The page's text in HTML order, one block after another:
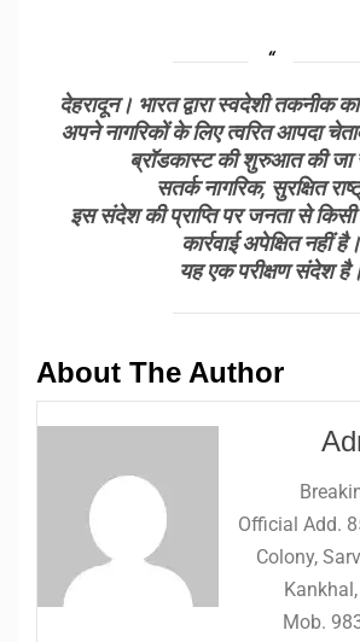
देहरादून। भारत द्वारा स्वदेशी तकनीक
अपने नागरिकों के लिए त्वरित आपदा
ब्रॉडकास्ट की शुरुआत की जा
सतर्क नागरिक, सुरक्षित
इस संदेश की प्राप्ति पर जनता से
कार्रवाई अपेक्षित नहीं है।
यह एक परीक्षण संदेश
About The Author
Official Add.
Colony,
Mob.